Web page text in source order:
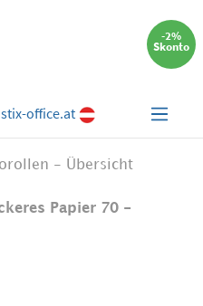
-2%
Skonto
dem Merkzettel
enthält 0 Positionen. Der
office.at
- Übersicht
Papier 70 -